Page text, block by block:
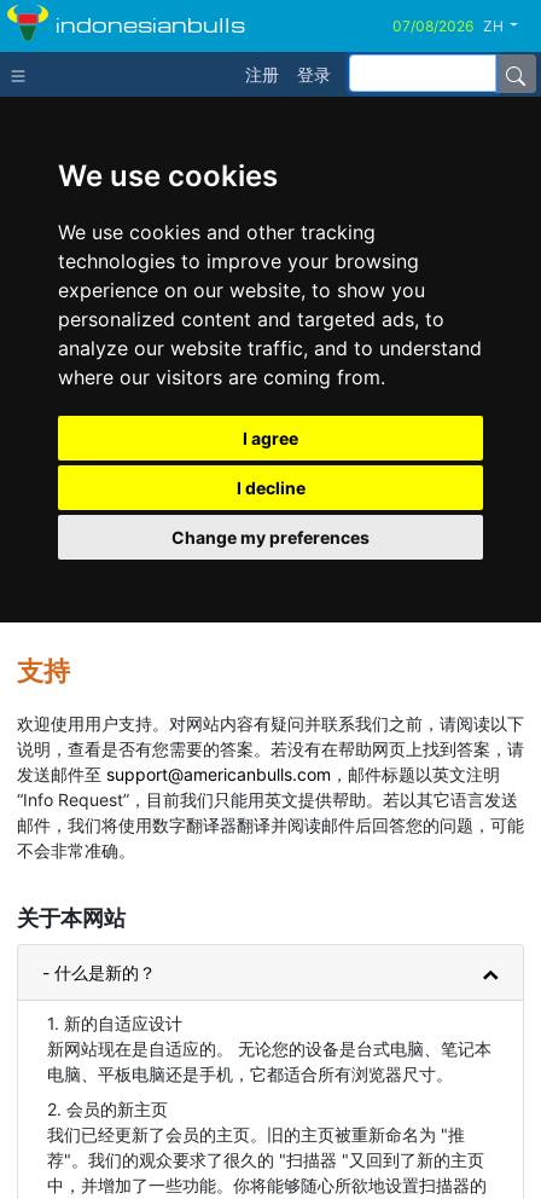
We use cookies
We use cookies and other tracking
technologies to improve your browsing
experience on our website, to show you
personalized content and targeted ads, to
analyze our website traffic, and to understand
where our visitors are coming from.
I agree
I decline
Change my preferences
indonesianbulls ZH
注册 登录
支持
欢迎使用用户支持。对网站内容有疑问并联系我们之前，请阅读以下
说明，查看是否有您需要的答案。若没有在帮助网页上找到答案，请
发送邮件至 support@americanbulls.com ，邮件标题以英文注明
“Info Request”，目前我们只能用英文提供帮助。若以其它语言发送
邮件，我们将使用数字翻译器翻译并阅读邮件后回答您的问题，可能
不会非常准确。
关于本网站
- 什么是新的？
1. 新的自适应设计
新网站现在是自适应的。 无论您的设备是台式电脑、笔记本
电脑、平板电脑还是手机，它都适合所有浏览器尺寸。
2. 会员的新主页
我们已经更新了会员的主页。旧的主页被重新命名为 "推
荐"。我们的观众要求了很久的 "扫描器 "又回到了新的主页
中，并增加了一些功能。你将能够随心所欲地设置扫描器的